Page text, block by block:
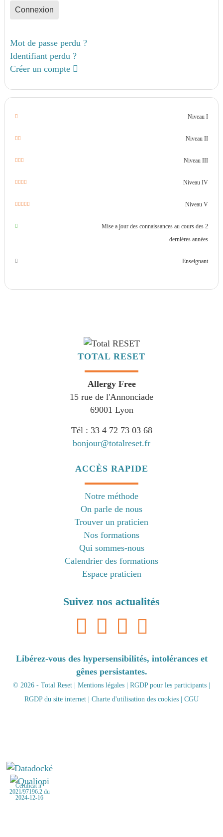
Connexion
Mot de passe perdu ?
Identifiant perdu ?
Créer un compte
Niveau I
Niveau II
Niveau III
Niveau IV
Niveau V
Mise a jour des connaissances au cours des 2
dernières années
Enseignant
TOTAL RESET
Allergy Free
15 rue de l'Annonciade
69001 Lyon
Tél : 33 4 72 73 03 68
bonjour@totalreset.fr
ACCÈS RAPIDE
Notre méthode
On parle de nous
Trouver un praticien
Nos formations
Qui sommes-nous
Calendrier des formations
Espace praticien
Suivez nos actualités
Libérez-vous des hypersensibilités, intolérances et
gênes persistantes.
© 2026 - Total Reset | Mentions légales RGDP pour les participants
RGDP du site internet
Charte d'utilisation des cookies CGU
Certificat n°
2021/97196.2 du
2024-12-16